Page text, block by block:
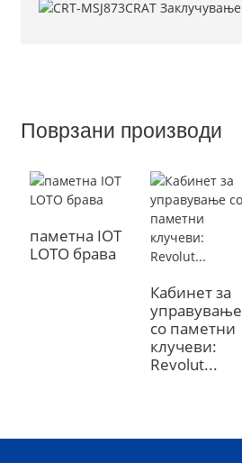
Поврзани производи
паметна IOT
LOTO брава
Кабинет за
управување
со паметни
клучеви:
Revolut...